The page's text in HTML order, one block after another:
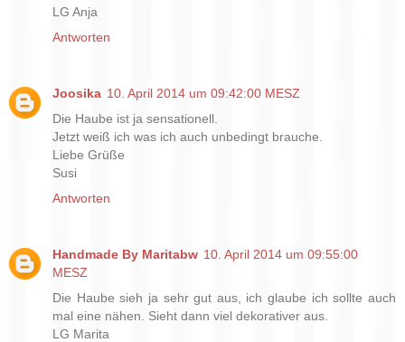
LG Anja
Antworten
Joosika 10. April 2014 um 09:42:00 MESZ
Die Haube ist ja sensationell.
Jetzt weiß ich was ich auch unbedingt brauche.
Liebe Grüße
Susi
Antworten
Handmade By Maritabw 10. April 2014 um 09:55:00
MESZ
Die Haube sieh ja sehr gut aus, ich glaube ich sollte auch
mal eine nähen. Sieht dann viel dekorativer aus.
LG Marita